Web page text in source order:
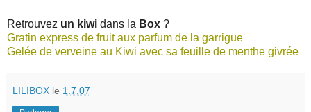
Retrouvez un kiwi dans la Box ?
Gratin express de fruit aux parfum de la garrigue
Gelée de verveine au Kiwi avec sa feuille de menthe givrée
LILIBOX le 1.7.07